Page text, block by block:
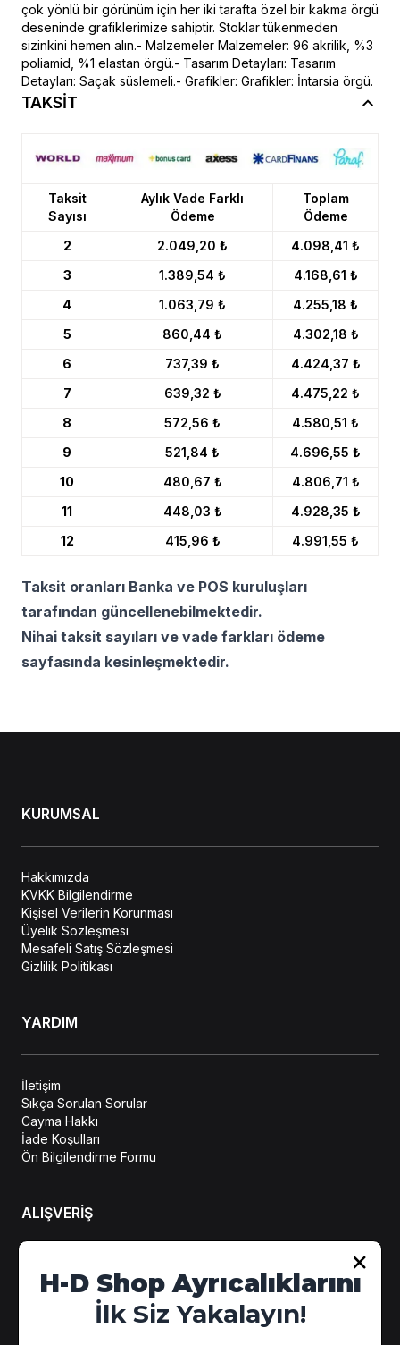
çok yönlü bir görünüm için her iki tarafta özel bir kakma örgü
deseninde grafiklerimize sahiptir. Stoklar tükenmeden
sizinkini hemen alın.- Malzemeler Malzemeler: 96 akrilik, %3
poliamid, %1 elastan örgü.- Tasarım Detayları: Tasarım
Detayları: Saçak süslemeli.- Grafikler: Grafikler: İntarsia örgü.
TAKSİT
Taksit
Sayısı
Aylık Vade Farklı
Ödeme
Toplam
Ödeme
2
2.049,20 ₺
4.098,41 ₺
3
1.389,54 ₺
4.168,61 ₺
4
1.063,79 ₺
4.255,18 ₺
5
860,44 ₺
4.302,18 ₺
6
737,39 ₺
4.424,37 ₺
7
639,32 ₺
4.475,22 ₺
8
572,56 ₺
4.580,51 ₺
9
521,84 ₺
4.696,55 ₺
10
480,67 ₺
4.806,71 ₺
11
448,03 ₺
4.928,35 ₺
12
415,96 ₺ 4.991,55 ₺
Taksit oranları Banka ve POS kuruluşları
tarafından güncellenebilmektedir.
Nihai taksit sayıları ve vade farkları ödeme
sayfasında kesinleşmektedir.
KURUMSAL
Hakkımızda
KVKK Bilgilendirme
Kişisel Verilerin Korunması
Üyelik Sözleşmesi
Mesafeli Satış Sözleşmesi
Gizlilik Politikası
YARDIM
İletişim
Sıkça Sorulan Sorular
Cayma Hakkı
İade Koşulları
Ön Bilgilendirme Formu
ALIŞVERİŞ
Hesabım
Sipariş Takip
Kampanya Detayları
H-D Shop Ayrıcalıklarını
İlk Siz Yakalayın!